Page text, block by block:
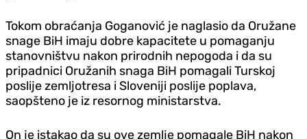
Tokom obraćanja Goganović je naglasio da Oružane
snage BiH imaju dobre kapacitete u pomaganju
stanovništvu nakon prirodnih nepogoda i da su
pripadnici Oružanih snaga BiH pomagali Turskoj
poslije zemljotresa i Sloveniji poslije poplava,
saopšteno je iz resornog ministarstva.
On je istakao da su ove zemlje pomagale BiH nakon